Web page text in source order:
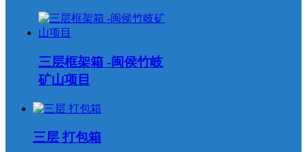
三层框架箱 -闽侯竹岐
矿山项目
三层 打包箱